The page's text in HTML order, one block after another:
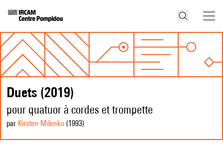
Duets (2019)
pour quatuor à cordes et trompette
par Kirsten Milenko (1993)